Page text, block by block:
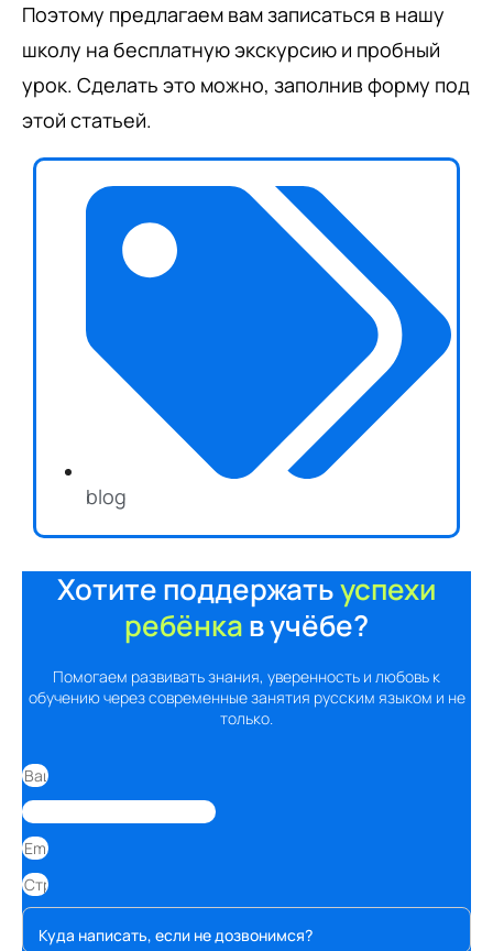
Поэтому предлагаем вам записаться в нашу
школу на бесплатную экскурсию и пробный
урок. Сделать это можно, заполнив форму под
этой статьей.
blog
Хотите поддержатьуспехи
ребёнкав учёбе?
Помогаем развивать знания, уверенность и любовь к
обучению через современные занятия русским языком и не
только.
Куда написать, если не дозвонимся?